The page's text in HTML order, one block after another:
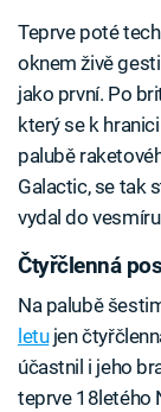
Teprve poté
oknem živě
jako první. Po
který se k
palubě
Galactic, se tak
vydal do
Čtyřčlenná
Na palubě
letujen
účastnil i jeho
teprve 18letého